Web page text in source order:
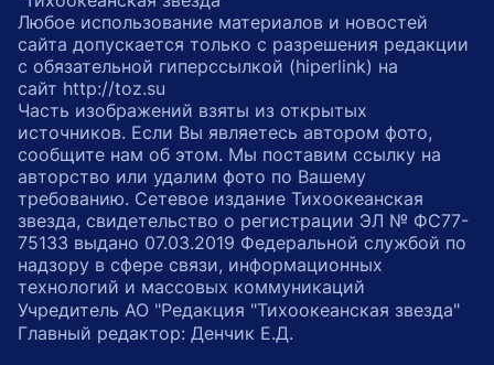
Любое использование материалов и новостей
сайта допускается только с разрешения редакции
с обязательной гиперссылкой (hiperlink) на
сайт http://toz.su
Часть изображений взяты из открытых
источников. Если Вы являетесь автором фото,
сообщите нам об этом. Мы поставим ссылку на
авторство или удалим фото по Вашему
требованию. Сетевое издание Тихоокеанская
звезда, свидетельство о регистрации ЭЛ № ФС77-
75133 выдано 07.03.2019 Федеральной службой по
надзору в сфере связи, информационных
технологий и массовых коммуникаций
Учредитель АО "Редакция "Тихоокеанская звезда"
Главный редактор: Денчик Е.Д.